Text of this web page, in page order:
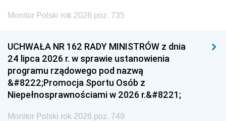
Monitor Polski rok 2026 poz. 735
UCHWAŁA NR 162 RADY MINISTRÓW z dnia
24 lipca 2026 r. w sprawie ustanowienia
programu rządowego pod nazwą
&#8222;Promocja Sportu Osób z
Niepełnosprawnościami w 2026 r.&#8221;
Monitor Polski rok 2026 poz. 749